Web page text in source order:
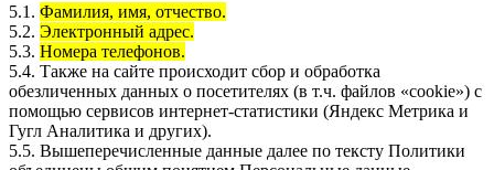
5.1. Фамилия, имя, отчество.
5.2. Электронный адрес.
5.3. Номера телефонов.
5.4. Также на сайте происходит сбор и обработка
обезличенных данных о посетителях (в т.ч. файлов «cookie») с
помощью сервисов интернет-статистики (Яндекс Метрика и
Гугл Аналитика и других).
5.5. Вышеперечисленные данные далее по тексту Политики